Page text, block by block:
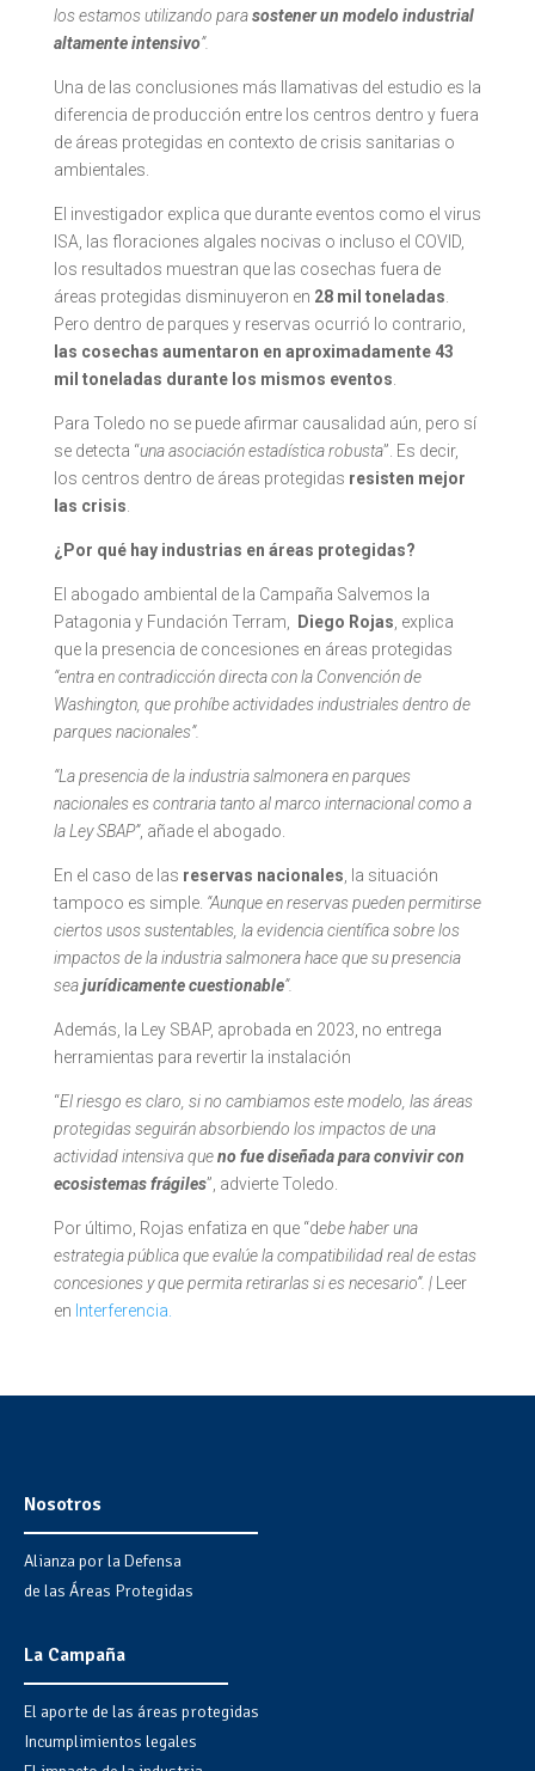
los estamos utilizando parasostener un modelo industrial
altamente intensivo”.
Una de las conclusiones más llamativas del estudio es la
diferencia de producción entre los centros dentro y fuera
de áreas protegidas en contexto de crisis sanitarias o
ambientales.
El investigador explica que durante eventos como el virus
ISA, las floraciones algales nocivas o incluso el COVID,
los resultados muestran que las cosechas fuera de
áreas protegidas disminuyeron en 28 mil toneladas
Pero dentro de parques y reservas ocurrió lo contrario,
las cosechas aumentaron en aproximadamente 43
mil toneladas durante los mismos eventos
Para Toledo no se puede afirmar causalidad aún, pero sí
se detecta “una asociación estadística robusta”. Es decir,
los centros dentro de áreas protegidas resisten mejor
las crisis
¿Por qué hay industrias en áreas protegidas?
El abogado ambiental de la Campaña Salvemos la
Patagonia y Fundación Terram,
Diego Rojas , explica
que la presencia de concesiones en áreas protegidas
“entra en contradicción directa con la Convención de
Washington, que prohíbe actividades industriales dentro de
parques nacionales”.
“La presencia de la industria salmoneraen parques
nacionales es contraria tanto al marco internacional como a
la Ley SBAP”, añade el abogado.
En el caso de las reservas nacionales , la situación
tampoco es simple. “Aunque en reservas pueden permitirse
ciertos usos sustentables, la evidencia científica sobre los
impactos de la industria salmonera hace que su presencia
seajurídicamente cuestionable”.
Además, la Ley SBAP, aprobada en 2023, no entrega
herramientas para revertir la instalación
“El riesgo es claro, si no cambiamos este modelo, las áreas
protegidas seguirán absorbiendo los impactos de una
actividad intensiva queno fue diseñada para convivir con
ecosistemas frágiles”, advierte Toledo.
Por último, Rojas enfatiza en que “debe haber una
estrategia pública que evalúe la compatibilidad real de estas
concesiones y que permita retirarlas si es necesario”. |Leer
en Interferencia.
Nosotros
Alianza por la Defensa
de las Áreas Protegidas
La Campaña
El aporte de las áreas protegidas
Incumplimientos legales